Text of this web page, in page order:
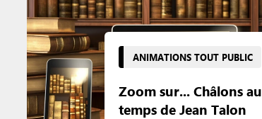
ANIMATIONS TOUT PUBLIC
Zoom sur... Châlons au
temps de Jean Talon